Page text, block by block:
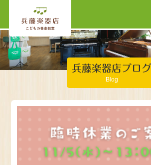
兵藤楽器店ブログ
Blog